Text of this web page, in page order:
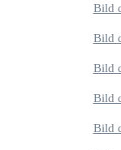
Bild
Bild
Bild
Bild
Bild